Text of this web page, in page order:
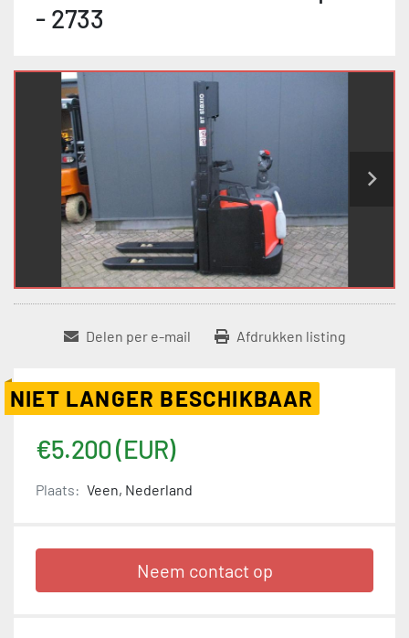
- 2733
Delen per e-mail Afdrukken listing
NIET LANGER BESCHIKBAAR
€5.200 (EUR)
Plaats: Veen, Nederland
Neem contact op